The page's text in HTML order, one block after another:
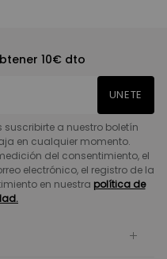
10€ dto
UNETE
a nuestro boletín
en cualquier momento.
del consentimiento, el
electrónico, el registro de la
en nuestra política de